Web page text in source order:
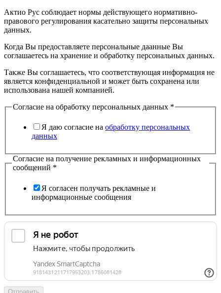
Актио Рус соблюдает нормы действующего нормативно-
правового регулирования касательно защиты персональных
данных.
Когда Вы предоставляете персональные даанные Вы
соглашаетесь на хранение и обработку персональных данных.
Также Вы соглашаетесь, что соответствующая информация не
является конфиденциальной и может быть сохранена или
использована нашей компанией.
Согласие на обработку персональных данных *
Я даю согласие на обработку персональных
данных
Согласие на получение рекламных и информационных
сообщений *
Я согласен получать рекламные и
информационные сообщения